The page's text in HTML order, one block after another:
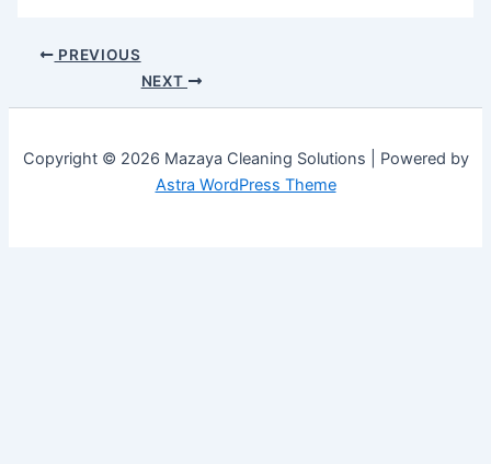
PREVIOUS
NEXT
Copyright © 2026 Mazaya Cleaning Solutions | Powered by
Astra WordPress Theme